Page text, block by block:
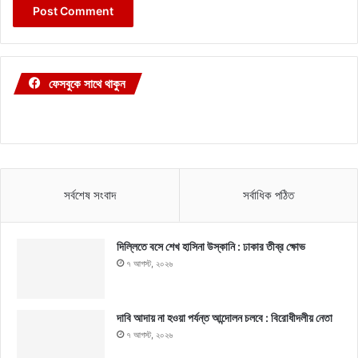
ফেসবুকে সাথে থাকুন
সর্বশেষ সংবাদ সর্বাধিক পঠিত
দিল্লিতে বসে শেখ হাসিনা উস্কানি : ঢাকার তীব্র ক্ষোভ
৭ আগস্ট, ২০২৬
দাবি আদায় না হওয়া পর্যন্ত আন্দোলন চলবে : বিরোধীদলীয় নেতা
৭ আগস্ট, ২০২৬